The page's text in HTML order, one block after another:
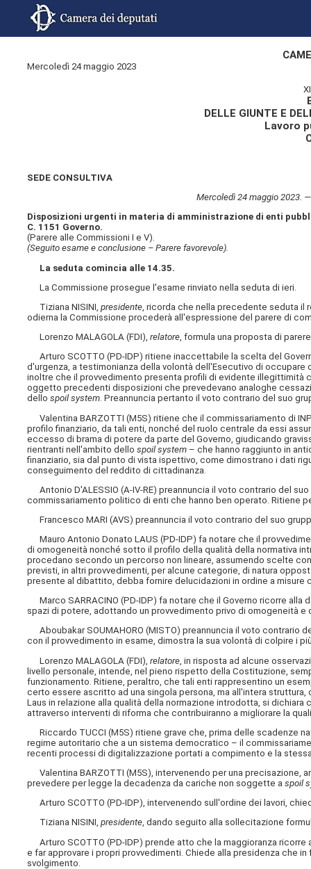
Mercoledì 24 maggio 2023
DELLE GIUNTE E
Lavoro
SEDE CONSULTIVA
Mercoledì 24 maggio 2023.
Disposizioni urgenti in materia di amministrazione di enti
C. 1151 Governo.
(Parere alle Commissioni I e V).
(Seguito esame e conclusione – Parere favorevole).
La seduta comincia alle 14.35.
La Commissione prosegue l'esame rinviato nella seduta di ieri.
Tiziana NISINI,presidente , ricorda che nella precedente seduta
odierna la Commissione procederà all'espressione del parere di
Lorenzo MALAGOLA (FDI),relatore, formula una proposta di
Arturo SCOTTO (PD-IDP) ritiene inaccettabile la scelta del
d'urgenza, a testimonianza della volontà dell'Esecutivo di
inoltre che il provvedimento presenta profili di evidente
oggetto precedenti disposizioni che prevedevano analoghe
dellospoil system. Preannuncia pertanto il voto contrario del suo
Valentina BARZOTTI (M5S) ritiene che il commissariamento di
profilo finanziario, da tali enti, nonché del ruolo centrale da essi
eccesso di brama di potere da parte del Governo, giudicando
rientranti nell'ambito dellospoil system – che hanno raggiunto in
finanziario, sia dal punto di vista ispettivo, come dimostrano i dati
conseguimento del reddito di cittadinanza.
Antonio D'ALESSIO (A-IV-RE) preannuncia il voto contrario del
commissariamento politico di enti che hanno ben operato. Ritiene
Francesco MARI (AVS) preannuncia il voto contrario del suo
Mauro Antonio Donato LAUS (PD-IDP) fa notare che il
di omogeneità nonché sotto il profilo della qualità della normativa
procedano secondo un percorso non lineare, assumendo scelte
previsti, in altri provvedimenti, per alcune categorie, di natura
presente al dibattito, debba fornire delucidazioni in ordine a misure
Marco SARRACINO (PD-IDP) fa notare che il Governo ricorre
spazi di potere, adottando un provvedimento privo di omogeneità
Aboubakar SOUMAHORO (MISTO) preannuncia il voto contrario
con il provvedimento in esame, dimostra la sua volontà di colpire i
Lorenzo MALAGOLA (FDI),relatore , in risposta ad alcune
livello personale, intende, nel pieno rispetto della Costituzione,
funzionamento. Ritiene, peraltro, che tali enti rappresentino un
certo essere ascritto ad una singola persona, ma all'intera
Laus in relazione alla qualità della normazione introdotta, si
attraverso interventi di riforma che contribuiranno a migliorare la
Riccardo TUCCI (M5S) ritiene grave che, prima delle scadenze
regime autoritario che a un sistema democratico – il
recenti processi di digitalizzazione portati a compimento e la
Valentina BARZOTTI (M5S), intervenendo per una precisazione,
prevedere per legge la decadenza da cariche non soggette aspoil
Arturo SCOTTO (PD-IDP), intervenendo sull'ordine dei lavori,
Tiziana NISINI,presidente, dando seguito alla sollecitazione
Arturo SCOTTO (PD-IDP) prende atto che la maggioranza
e far approvare i propri provvedimenti. Chiede alla presidenza che
svolgimento.